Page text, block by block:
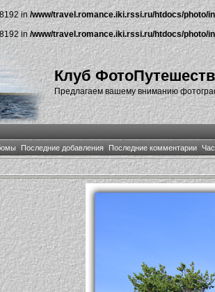
in /www/travel.romance.iki.rssi.ru/htdocs/photo/
in/www/travel.romance.iki.rssi.ru/htdocs/photo/
Клуб
Предлагаем вашему вниманию
Последние добавления Последние комментарии